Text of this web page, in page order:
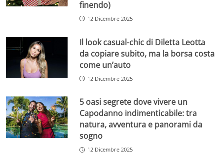
finendo)
12 Dicembre 2025
Il look casual-chic di Diletta Leotta
da copiare subito, ma la borsa costa
come un’auto
12 Dicembre 2025
5 oasi segrete dove vivere un
Capodanno indimenticabile: tra
natura, avventura e panorami da
sogno
12 Dicembre 2025